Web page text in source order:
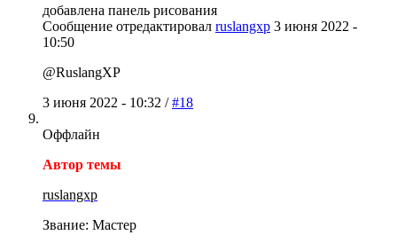
добавлена панель рисования
Сообщение отредактировал ruslangxp 3 июня 2022 -
10:50
@RuslangXP
3 июня 2022 - 10:32 /#18
Оффлайн
Автор темы
ruslangxp
Звание: Мастер